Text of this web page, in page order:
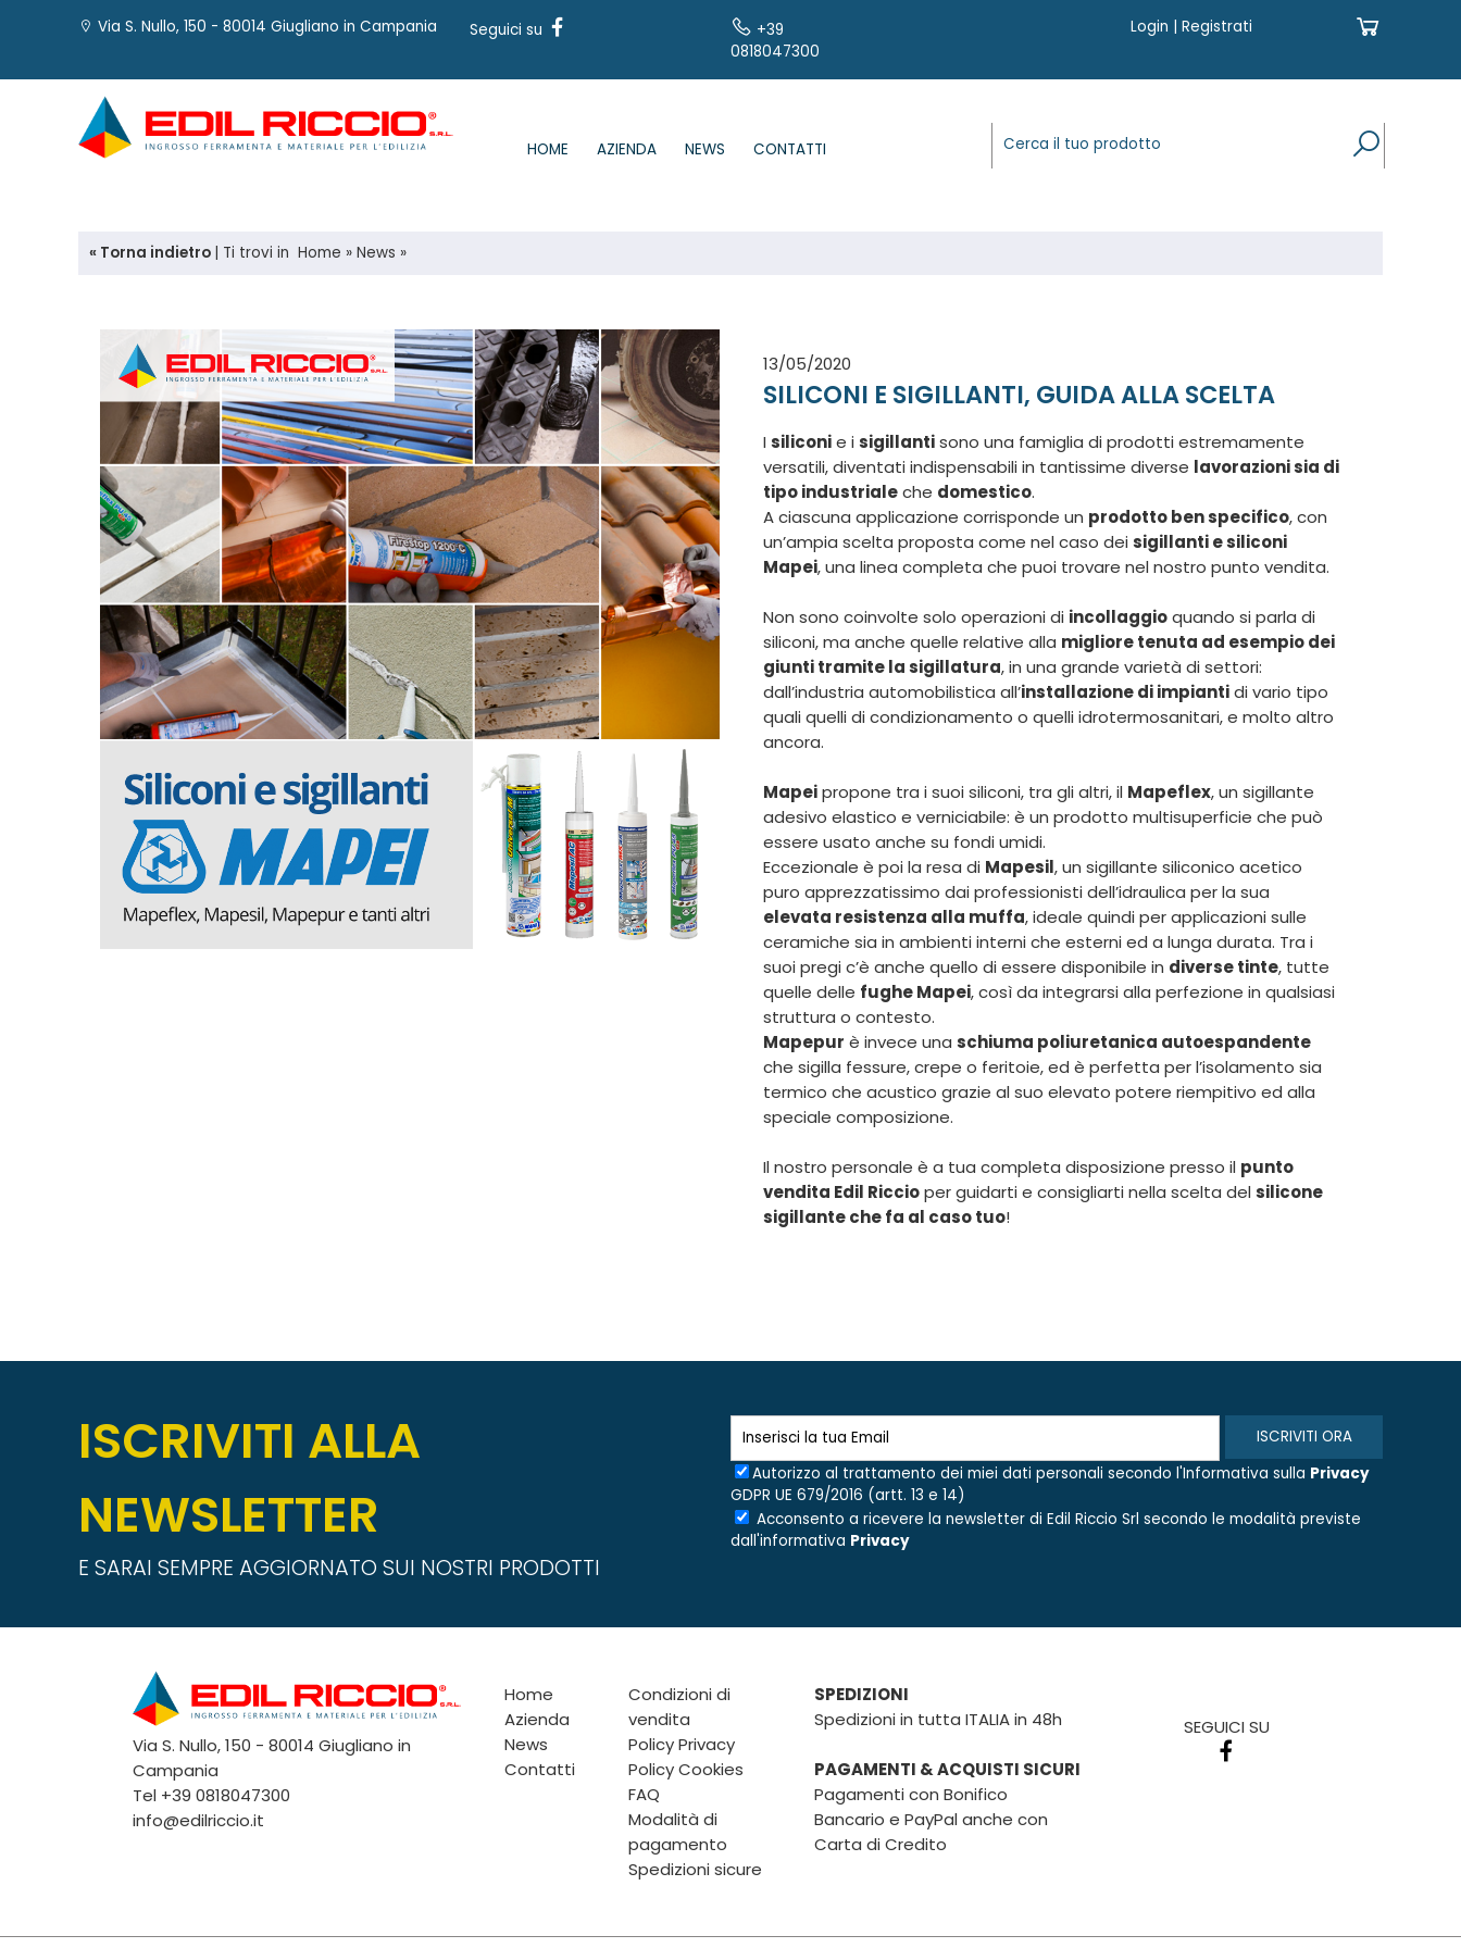
Via S. Nullo, 150 - 80014 Giugliano in Campania Seguici su
+39
0818047300
Login | Registrati
HOME AZIENDA NEWS CONTATTI
« Torna indietro | Ti trovi in Home » News »
13/05/2020
SILICONI E SIGILLANTI, GUIDA ALLA SCELTA
I siliconie i sigillantisono una famiglia di prodotti estremamente
versatili, diventati indispensabili in tantissime diverse lavorazioni sia di
tipo industrialeche domestico.
A ciascuna applicazione corrisponde un prodotto ben specifico, con
un’ampia scelta proposta come nel caso dei sigillanti e siliconi
Mapei, una linea completa che puoi trovare nel nostro punto vendita.
Non sono coinvolte solo operazioni di incollaggioquando si parla di
siliconi, ma anche quelle relative alla migliore tenuta ad esempio dei
giunti tramite la sigillatura, in una grande varietà di settori:
dall’industria automobilistica all’installazione di impiantidi vario tipo
quali quelli di condizionamento o quelli idrotermosanitari, e molto altro
ancora.
Mapeipropone tra i suoi siliconi, tra gli altri, il Mapeflex, un sigillante
adesivo elastico e verniciabile: è un prodotto multisuperficie che può
essere usato anche su fondi umidi.
Eccezionale è poi la resa di Mapesil, un sigillante siliconico acetico
puro apprezzatissimo dai professionisti dell’idraulica per la sua
elevata resistenza alla muffa, ideale quindi per applicazioni sulle
ceramiche sia in ambienti interni che esterni ed a lunga durata. Tra i
suoi pregi c’è anche quello di essere disponibile in diverse tinte, tutte
quelle delle fughe Mapei, così da integrarsi alla perfezione in qualsiasi
struttura o contesto.
Mapepur è invece una schiuma poliuretanica autoespandente
che sigilla fessure, crepe o feritoie, ed è perfetta per l’isolamento sia
termico che acustico grazie al suo elevato potere riempitivo ed alla
speciale composizione.
Il nostro personale è a tua completa disposizione presso il punto
vendita Edil Riccioper guidarti e consigliarti nella scelta del silicone
sigillante che fa al caso tuo!
ISCRIVITI ALLA
NEWSLETTER
E SARAI SEMPRE AGGIORNATO SUI NOSTRI PRODOTTI
Autorizzo al trattamento dei miei dati personali secondo l'Informativa sulla Privacy
GDPR UE 679/2016 (artt. 13 e 14)
Acconsento a ricevere la newsletter di Edil Riccio Srl secondo le modalità previste
dall'informativa Privacy
Via S. Nullo, 150 - 80014 Giugliano in
Campania
Tel +39 0818047300
info@edilriccio.it
Home
Azienda
News
Contatti
Condizioni di
vendita
Policy Privacy
Policy Cookies
FAQ
Modalità di
pagamento
Spedizioni sicure
SPEDIZIONI
Spedizioni in tutta ITALIA in 48h
PAGAMENTI & ACQUISTI SICURI
Pagamenti con Bonifico
Bancario e PayPal anche con
Carta di Credito
SEGUICI SU